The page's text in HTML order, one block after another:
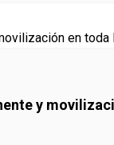
y